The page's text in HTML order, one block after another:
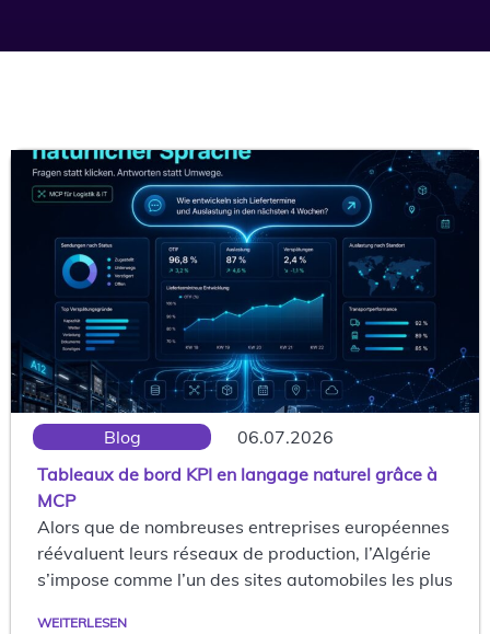
Blog
06.07.2026
Tableaux de bord KPI en langage naturel grâce à
MCP
Alors que de nombreuses entreprises européennes
réévaluent leurs réseaux de production, l’Algérie
s’impose comme l’un des sites automobiles les plus
WEITERLESEN